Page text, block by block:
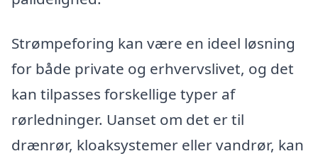
Strømpeforing kan være en ideel løsning
for både private og erhvervslivet, og det
kan tilpasses forskellige typer af
rørledninger. Uanset om det er til
drænrør, kloaksystemer eller vandrør, kan